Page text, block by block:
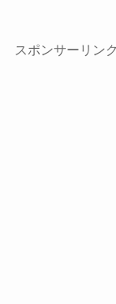
スポンサーリンク